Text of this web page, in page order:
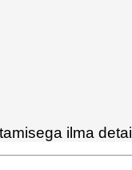
ilma